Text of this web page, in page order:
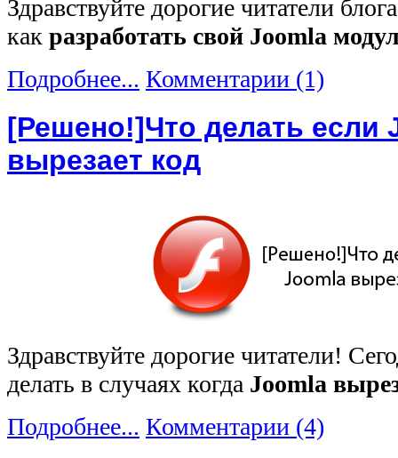
Здравствуйте дорогие читатели
как разработать свой Joomla
Подробнее... Комментарии (1)
[Решено!]Что делать если
вырезает код
Здравствуйте дорогие читатели!
делать в случаях когда Joomla
Подробнее... Комментарии (4)